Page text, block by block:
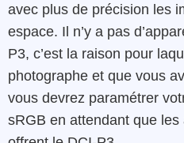
avec plus de précision les
espace. Il n’y a pas
P3, c’est la raison pour
photographe et que vous
vous devrez paramétrer
sRGB en attendant que